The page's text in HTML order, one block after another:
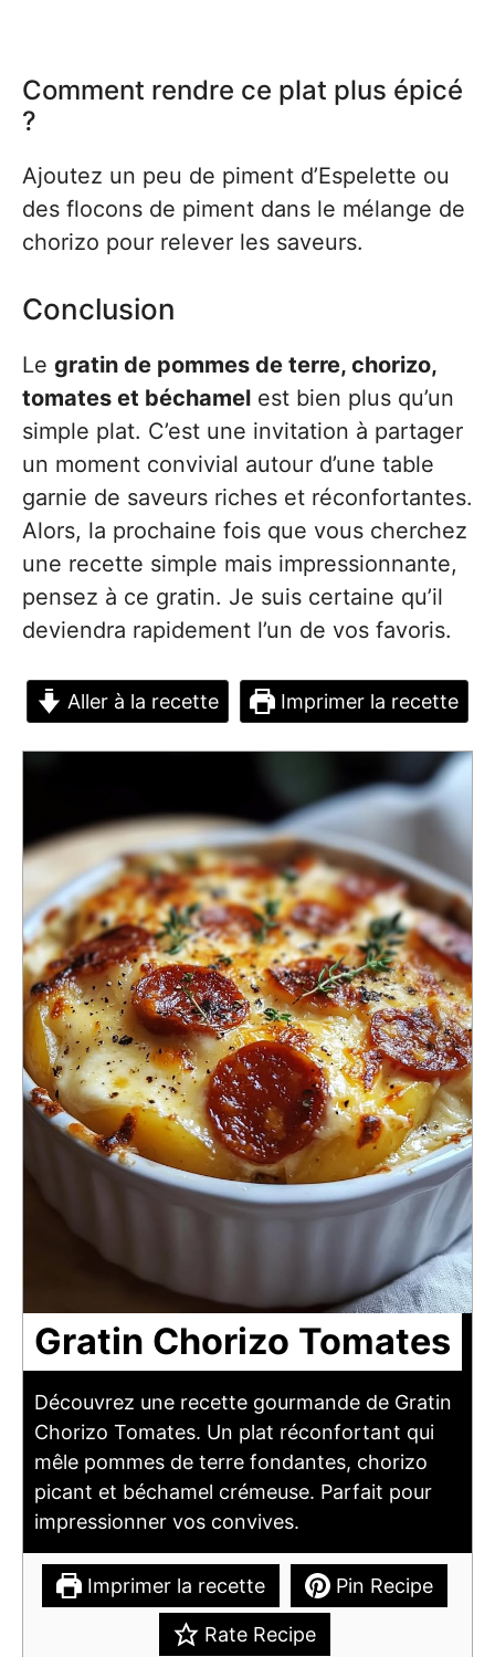
Comment rendre ce plat plus épicé
?
Ajoutez un peu de piment d’Espelette ou
des flocons de piment dans le mélange de
chorizo pour relever les saveurs.
Conclusion
Le gratin de pommes de terre, chorizo,
tomates et béchamel est bien plus qu’un
simple plat. C’est une invitation à partager
un moment convivial autour d’une table
garnie de saveurs riches et réconfortantes.
Alors, la prochaine fois que vous cherchez
une recette simple mais impressionnante,
pensez à ce gratin. Je suis certaine qu’il
deviendra rapidement l’un de vos favoris.
Aller à la recette Imprimer la recette
Gratin Chorizo Tomates
Découvrez une recette gourmande de Gratin
Chorizo Tomates. Un plat réconfortant qui
mêle pommes de terre fondantes, chorizo
picant et béchamel crémeuse. Parfait pour
impressionner vos convives.
Imprimer la recette Pin Recipe
Rate Recipe